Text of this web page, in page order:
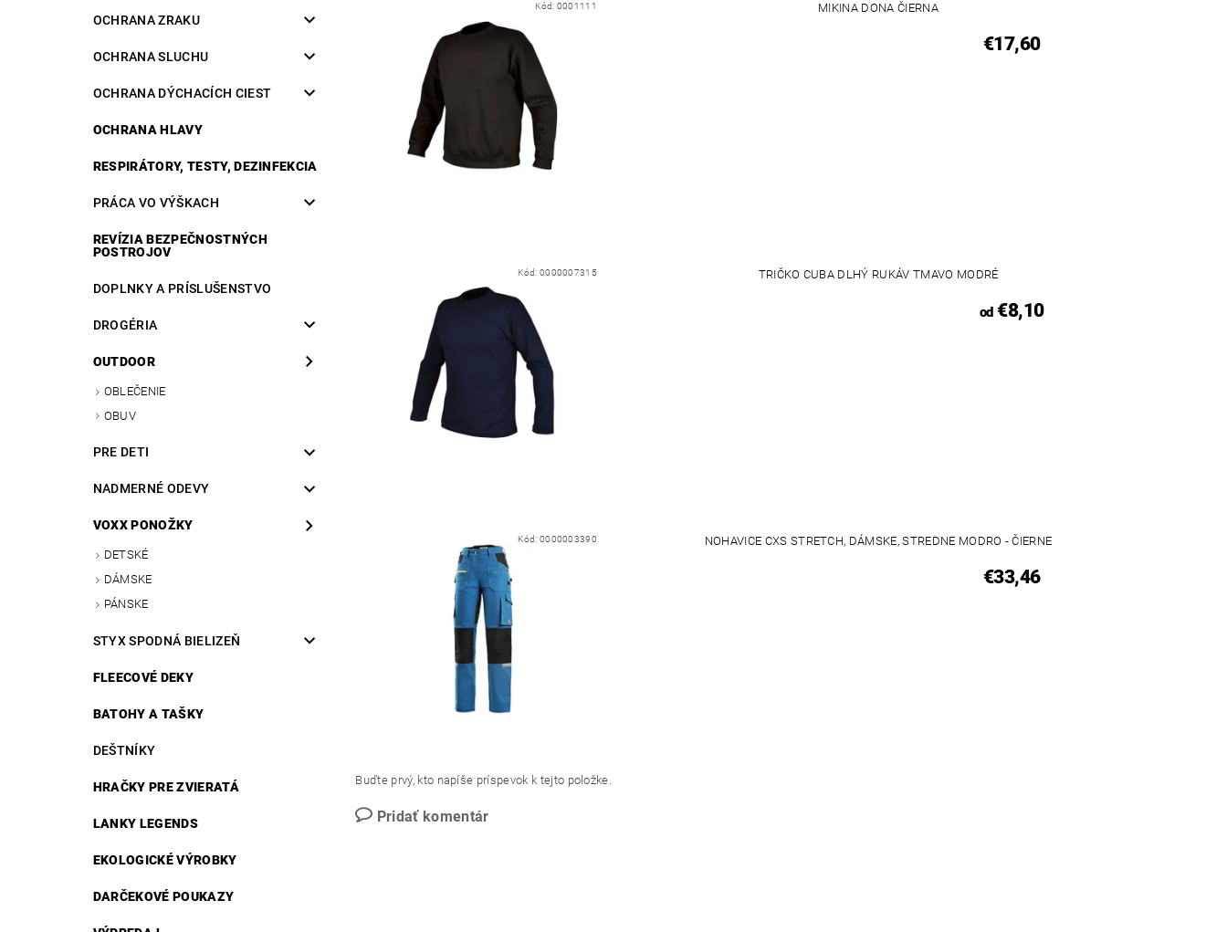
OCHRANA ZRAKU
OCHRANA SLUCHU
OCHRANA DÝCHACÍCH CIEST
OCHRANA HLAVY
RESPIRÁTORY, TESTY, DEZINFEKCIA
PRÁCA VO VÝŠKACH
REVÍZIA BEZPEČNOSTNÝCH
POSTROJOV
DOPLNKY A PRÍSLUŠENSTVO
DROGÉRIA
OUTDOOR
OBLEČENIE
OBUV
PRE DETI
NADMERNÉ ODEVY
VOXX PONOŽKY
DETSKÉ
DÁMSKE
PÁNSKE
STYX SPODNÁ BIELIZEŇ
FLEECOVÉ DEKY
BATOHY A TAŠKY
DEŠTNÍKY
HRAČKY PRE ZVIERATÁ
LANKY LEGENDS
EKOLOGICKÉ VÝROBKY
DARČEKOVÉ POUKAZY
Kód: 0001111 MIKINA DONA ČIERNA
€17,60
Kód: 0000007315 TRIČKO CUBA DLHÝ RUKÁV TMAVO MODRÉ
od€8,10
Kód: 0000003390 NOHAVICE CXS STRETCH, DÁMSKE, STREDNE MODRO - ČIERNE
€33,46
Buďte prvý, kto napíše príspevok k tejto položke.
Pridať komentár